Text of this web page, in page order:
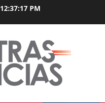
12:37:18 PM